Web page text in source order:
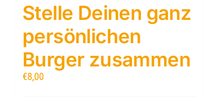
Stelle Deinen ganz
persönlichen
Burger zusammen
€8,00